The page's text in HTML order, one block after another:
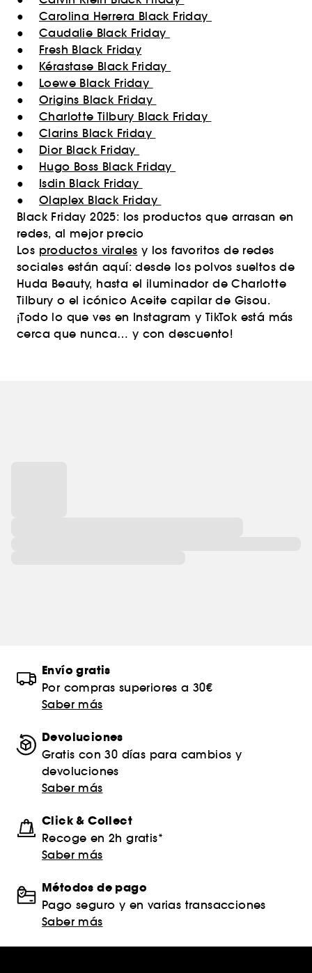
● Carolina Herrera Black Friday
● Caudalie Black Friday
● Fresh Black Friday
● Kérastase Black Friday
● Loewe Black Friday
● Origins Black Friday
● Charlotte Tilbury Black Friday
● Clarins Black Friday
● Dior Black Friday
● Hugo Boss Black Friday
● Isdin Black Friday
● Olaplex Black Friday
Black Friday 2025: los productos que arrasan en
redes, al mejor precio
Los productos virales y los favoritos de redes
sociales están aquí: desde los polvos sueltos de
Huda Beauty, hasta el iluminador de Charlotte
Tilbury o el icónico Aceite capilar de Gisou.
¡Todo lo que ves en Instagram y TikTok está más
cerca que nunca… y con descuento!
Envío gratis
Por compras superiores a 30€
Saber más
Devoluciones
Gratis con 30 días para cambios y
devoluciones
Saber más
Click & Collect
Recoge en 2h gratis*
Saber más
Métodos de pago
Pago seguro y en varias transacciones
Saber más